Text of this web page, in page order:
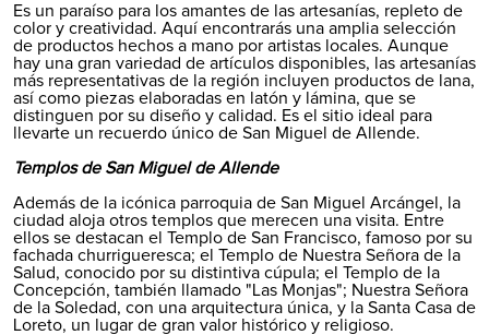
Es un paraíso para los amantes de las artesanías, repleto de
color y creatividad. Aquí encontrarás una amplia selección
de productos hechos a mano por artistas locales. Aunque
hay una gran variedad de artículos disponibles, las artesanías
más representativas de la región incluyen productos de lana,
así como piezas elaboradas en latón y lámina, que se
distinguen por su diseño y calidad. Es el sitio ideal para
llevarte un recuerdo único de San Miguel de Allende.
Templos de San Miguel de Allende
Además de la icónica parroquia de San Miguel Arcángel, la
ciudad aloja otros templos que merecen una visita. Entre
ellos se destacan el Templo de San Francisco, famoso por su
fachada churrigueresca; el Templo de Nuestra Señora de la
Salud, conocido por su distintiva cúpula; el Templo de la
Concepción, también llamado "Las Monjas"; Nuestra Señora
de la Soledad, con una arquitectura única, y la Santa Casa de
Loreto, un lugar de gran valor histórico y religioso.